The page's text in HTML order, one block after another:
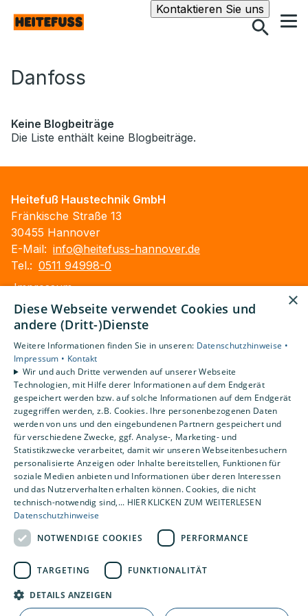
Kontaktieren Sie unsSuche
Danfoss
Keine Blogbeiträge
Die Liste enthält keine Blogbeiträge.
Heitefuß Haustechnik GmbH
Fränkische Straße 13
30455 Hannover
E-Mail: info@heitefuss-hannover.de
Tel.: 0511 94998-0
Impressum
Barrierefreiheitserklärung
Datenschutzerklärung
Unsere Bereiche
Privatkunden
Gewerbekunden
Karriere
Unternehmen
Kontakt
×
Diese Webseite verwendet Cookies und
andere (Dritt-)Dienste
Weitere Informationen finden Sie in unseren: Datenschutzhinweise •
Impressum • Kontakt
Wir und auch Dritte verwenden auf unserer Webseite
Technologien, mit Hilfe derer Informationen auf dem Endgerät
gespeichert werden bzw. auf solche Informationen auf dem Endgerät
zugegriffen werden, z.B. Cookies. Ihre personenbezogenen Daten
werden von uns und den eingebundenen Partnern gespeichert und
für verschiedene Zwecke, ggf. Analyse-, Marketing- und
Statistikzwecke verarbeitet, damit wir unseren Webseitenbesuchern
personalisierte Anzeigen oder Inhalte bereitstellen, Funktionen für
soziale Medien anbieten und Informationen über deren Interessen
und das Nutzerverhalten erhalten können. Cookies, die nicht
technisch-notwendig sind,... HIER KLICKEN ZUM WEITERLESEN
Datenschutzhinweise
NOTWENDIGE COOKIES
PERFORMANCE
TARGETING FUNKTIONALITÄT
DETAILS ANZEIGEN